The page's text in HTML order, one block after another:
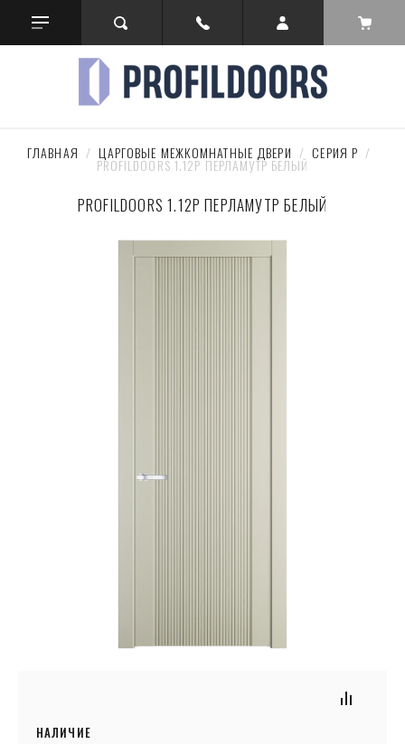
ГЛАВНАЯ
  /
ЦАРГОВЫЕ МЕЖКОМНАТНЫЕ ДВЕРИ
  /
СЕРИЯ P
  /
PROFILDOORS 1.12P ПЕРЛАМУТР БЕЛЫЙ
PROFILDOORS 1.12P ПЕРЛАМУТР БЕЛЫЙ
НАЛИЧИЕ